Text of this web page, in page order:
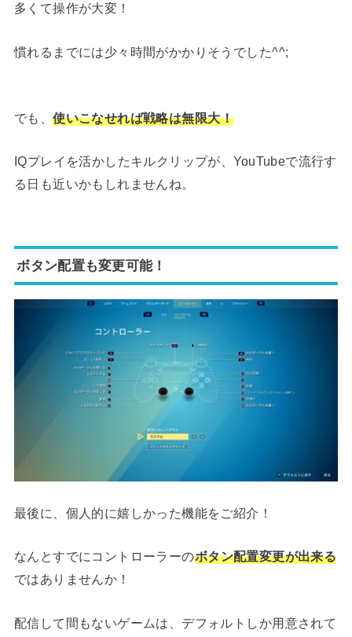
多くて操作が大変！
慣れるまでには少々時間がかかりそうでした^^;
でも、使いこなせれば戦略は無限大！
IQプレイを活かしたキルクリップが、YouTubeで流行す
る日も近いかもしれませんね。
ボタン配置も変更可能！
最後に、個人的に嬉しかった機能をご紹介！
なんとすでにコントローラーのボタン配置変更が出来る
ではありませんか！
配信して間もないゲームは、デフォルトしか用意されて